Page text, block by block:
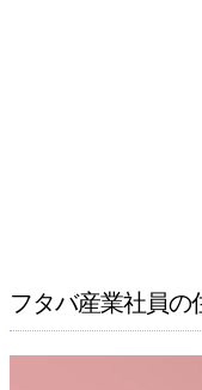
フタバ産業社員の